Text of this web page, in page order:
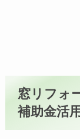
窓リフォ
補助金活